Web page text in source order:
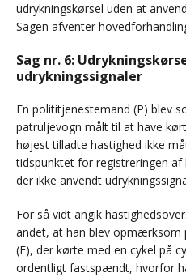
udrykningskørsel uden at
Sagen afventer
Sag nr. 6:
udrykningssignaler
En polititjenestemand (P) blev
patruljevogn målt til at have
højest tilladte hastighed ikke
tidspunktet for registreringen af
der ikke anvendt
For så vidt angik
andet, at han blev opmærksom
(F), der kørte med en cykel på
ordentligt fastspændt, hvorfor